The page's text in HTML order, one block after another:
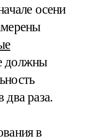
осени
должны
два раза.
в